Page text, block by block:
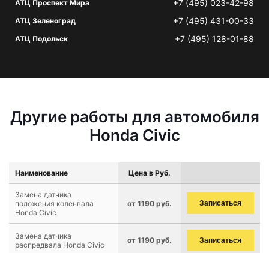
АТЦ Проспект Мира +7 (495) 023-42-98
АТЦ Зеленоград +7 (495) 431-00-33
АТЦ Подольск +7 (495) 128-01-88
Другие работы для автомобиля
Honda Civic
Наименование Цена в Руб.
Замена датчика
положения коленвала
Honda Civic
от 1190 руб. Записаться
Замена датчика
распредвала Honda Civic
от 1190 руб. Записаться